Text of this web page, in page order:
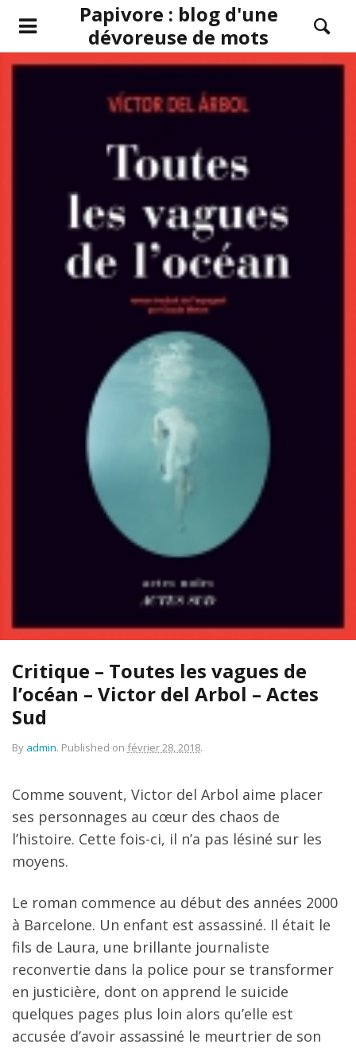
Papivore : blog d'une
dévoreuse de mots
Critique – Toutes les vagues de
l’océan – Victor del Arbol – Actes
Sud
By admin. Published on février 28, 2018.
Comme souvent, Victor del Arbol aime placer
ses personnages au cœur des chaos de
l’histoire. Cette fois-ci, il n’a pas lésiné sur les
moyens.
Le roman commence au début des années 2000
à Barcelone. Un enfant est assassiné. Il était le
fils de Laura, une brillante journaliste
reconvertie dans la police pour se transformer
en justicière, dont on apprend le suicide
quelques pages plus loin alors qu’elle est
accusée d’avoir assassiné le meurtrier de son